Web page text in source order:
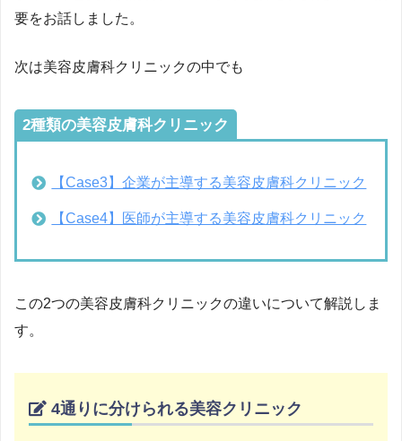
要をお話しました。
次は美容皮膚科クリニックの中でも
2種類の美容皮膚科クリニック
【Case3】企業が主導する美容皮膚科クリニック
【Case4】医師が主導する美容皮膚科クリニック
この2つの美容皮膚科クリニックの違いについて解説しま
す。
4通りに分けられる美容クリニック